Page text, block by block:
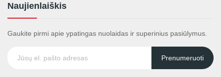
Naujienlaiškis
Gaukite pirmi apie ypatingas nuolaidas ir superinius pasiūlymus.
Prenumeruoti